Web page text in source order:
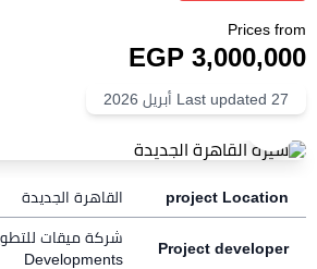
Prices from
3,000,000 EGP
Last updated 27 أبريل 2026
project Location القاهرة الجديدة
Project developer
Developments